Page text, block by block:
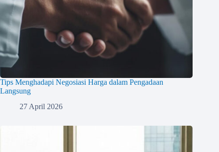
Tips Menghadapi Negosiasi Harga dalam Pengadaan
Langsung
27 April 2026